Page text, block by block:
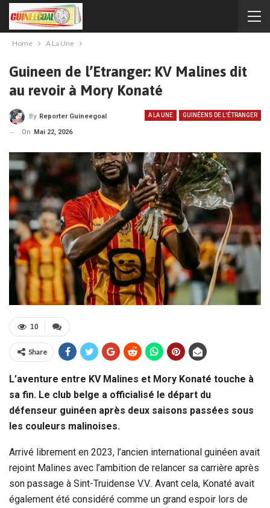
Home A La Une
Guineen de l’Etranger: KV Malines dit
au revoir à Mory Konaté
A LA UNE GUINÉENS DE L'ÉTRANGER
By Reporter Guineegoal
On
Mai 22, 2026
10
Share
L’aventure entre KV Malines et Mory Konaté touche à
sa fin. Le club belge a officialisé le départ du
défenseur guinéen après deux saisons passées sous
les couleurs malinoises.
Arrivé librement en 2023, l’ancien international guinéen avait
rejoint Malines avec l’ambition de relancer sa carrière après
son passage à Sint-Truidense V.V.. Avant cela, Konaté avait
également été considéré comme un grand espoir lors de